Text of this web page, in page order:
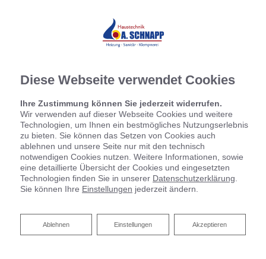
Diese Webseite verwendet Cookies
Ihre Zustimmung können Sie jederzeit widerrufen.
Wir verwenden auf dieser Webseite Cookies und weitere
Technologien, um Ihnen ein bestmögliches Nutzungserlebnis
zu bieten. Sie können das Setzen von Cookies auch
ablehnen und unsere Seite nur mit den technisch
notwendigen Cookies nutzen. Weitere Informationen, sowie
eine detaillierte Übersicht der Cookies und eingesetzten
Technologien finden Sie in unserer Datenschutzerklärung
Sie können Ihre Einstellungen jederzeit ändern.
Akzeptieren
Einstellungen
Ablehnen
Ablehnen